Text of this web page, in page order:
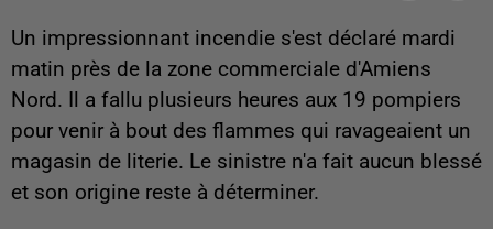
Un impressionnant incendie s'est déclaré mardi
matin près de la zone commerciale d'Amiens
Nord. Il a fallu plusieurs heures aux 19 pompiers
pour venir à bout des flammes qui ravageaient un
magasin de literie. Le sinistre n'a fait aucun blessé
et son origine reste à déterminer.